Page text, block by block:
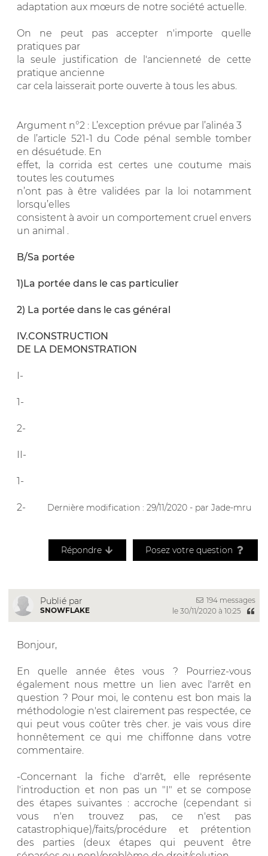
adaptation aux mœurs de notre société actuelle.
On ne peut pas accepter n'importe quelle
pratiques par
la seule justification de l'ancienneté de cette
pratique ancienne
car cela laisserait porte ouverte à tous les abus.
Argument n°2 : L’exception prévue par l’alinéa 3
de l’article 521-1 du Code pénal semble tomber
en désuétude. En
effet, la corrida est certes une coutume mais
toutes les coutumes
n’ont pas à être validées par la loi notamment
lorsqu’elles
consistent à avoir un comportement cruel envers
un animal .
B/Sa portée
1)La portée dans le cas particulier
2) La portée dans le cas général
IV.CONSTRUCTION
DE LA DEMONSTRATION
I-
1-
2-
II-
1-
2- Dernière modification : 29/11/2020 - par Jade-mru
Répondre Posez votre question
Publié par
SNOWFLAKE
194 messages
le 30/11/2020 à 10:25
Bonjour,
En quelle année êtes vous ? Pourriez-vous
également nous mettre un lien avec l'arrêt en
question ? Pour moi, le contenu est bon mais la
méthodologie n'est clairement pas respectée, ce
qui peut vous coûter très cher. je vais vous dire
honnêtement ce qui me chiffonne dans votre
commentaire.
-Concernant la fiche d'arrêt, elle représente
l'introduction et non pas un "I" et se compose
des étapes suivantes : accroche (cependant si
vous n'en trouvez pas, ce n'est pas
catastrophique)/faits/procédure et prétention
des parties (deux étapes qui peuvent être